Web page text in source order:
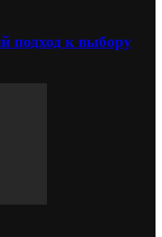
подход к выбору